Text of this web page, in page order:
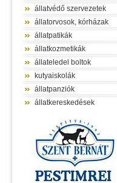
állatvédő szervezetek
állatorvosok, kórházak
állatpatikák
állatkozmetikák
állateledel boltok
kutyaiskolák
állatpanziók
állatkereskedések